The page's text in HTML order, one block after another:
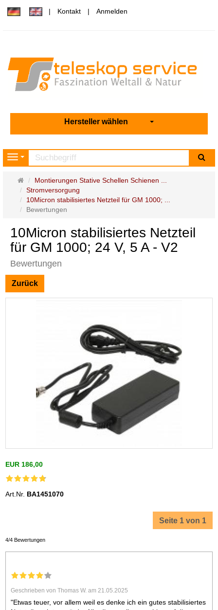
Kontakt Anmelden
Hersteller wählen
Navigation
Startseite
Montierungen Stative Schellen Schienen ...
Stromversorgung
10Micron stabilisiertes Netzteil für GM 1000; ...
Bewertungen
10Micron stabilisiertes Netzteil
für GM 1000; 24 V, 5 A - V2
Bewertungen
Zurück
EUR 186,00
Art.Nr. BA1451070
Seite 1 von 1
4/4 Bewertungen
Geschrieben von Thomas W. am 21.05.2025
"Etwas teuer, vor allem weil es denke ich ein gutes stabilisiertes